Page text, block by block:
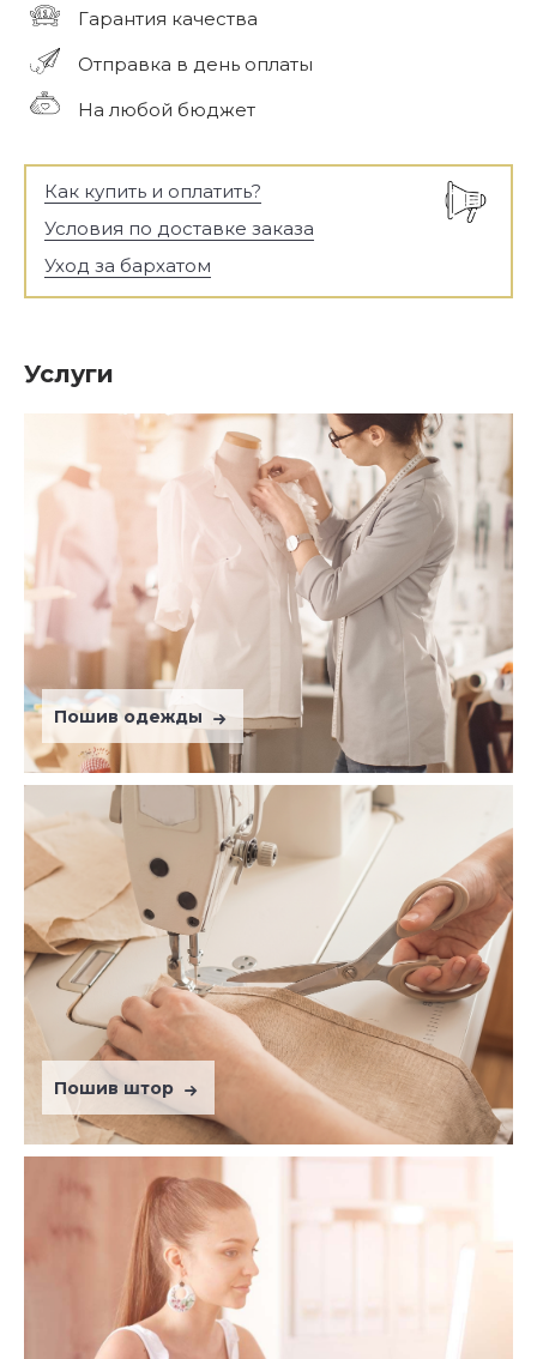
Гарантия качества
Отправка в день оплаты
На любой бюджет
Как купить и оплатить?
Условия по доставке заказа
Уход за бархатом
Услуги
Пошив одежды
Пошив штор